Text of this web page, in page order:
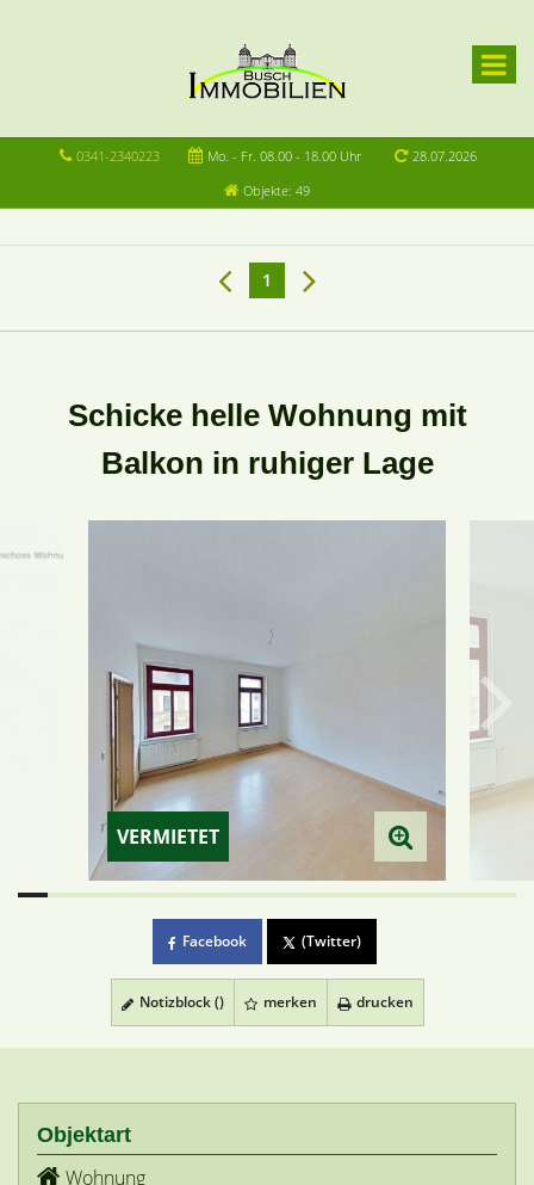
0341-2340223 Mo. - Fr. 08.00 - 18.00 Uhr
28.07.2026
Objekte: 49
1
Schicke helle Wohnung mit
Balkon in ruhiger Lage
VERMIETET
Facebook (Twitter)
Notizblock () merken drucken
Objektart
Wohnung